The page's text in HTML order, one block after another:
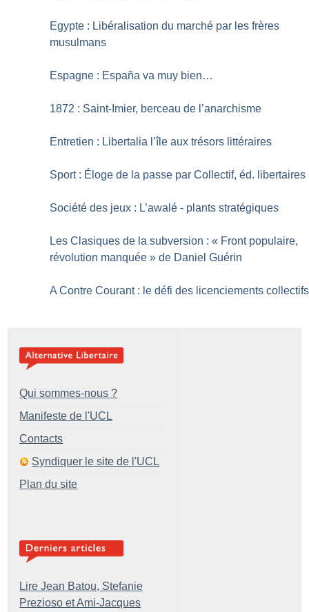
Egypte : Libéralisation du marché par les frères
musulmans
Espagne : España va muy bien…
1872 : Saint-Imier, berceau de l’anarchisme
Entretien : Libertalia l’île aux trésors littéraires
Sport : Éloge de la passe par Collectif, éd. libertaires
Société des jeux : L’awalé - plants stratégiques
Les Clasiques de la subversion : « Front populaire,
révolution manquée » de Daniel Guérin
A Contre Courant : le défi des licenciements collectifs
Qui sommes-nous ?
Manifeste de l'UCL
Contacts
Syndiquer le site de l'UCL
Plan du site
Lire Jean Batou, Stefanie
Prezioso et Ami-Jacques